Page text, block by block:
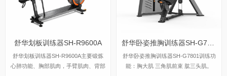
舒华划板训练器SH-R9600A
舒华划板训练器SH-R9600A主要锻炼
心肺功能、胸部肌肉，手臂肌肉、背部
舒华卧姿推胸训练器SH-G7801训练功
能：胸大肌 三角肌前束 肱三头肌​。